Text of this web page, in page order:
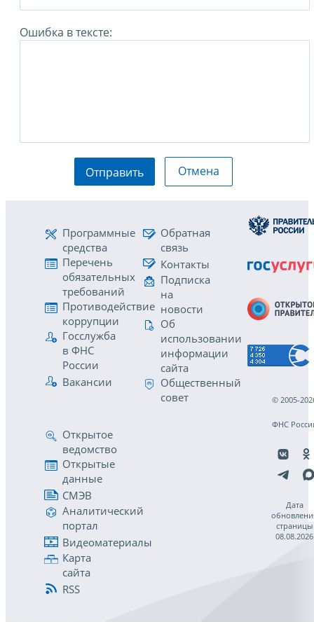
Ошибка в тексте:
Отправить Отмена
Программные
средства
Перечень
обязательных
требований
Противодействие
коррупции
Госслужба
в ФНС
России
Вакансии
Обратная
связь
Контакты
Подписка
на
новости
Об
использовании
информации
сайта
Общественный
совет
Открытое
ведомство
Открытые
данные
СМЭВ
Аналитический
портал
Видеоматериалы
Карта
сайта
RSS
© 2005-
ФНС
Дата
страницы
08.08.2026